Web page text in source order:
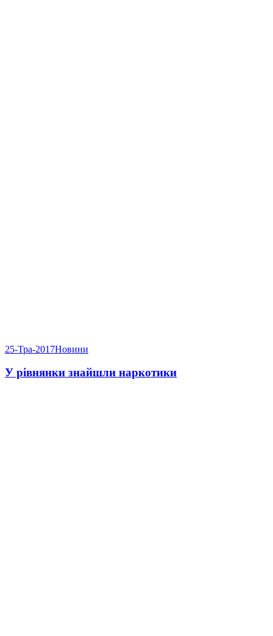
25-Тра-2017Новини
У рівнянки знайшли наркотики